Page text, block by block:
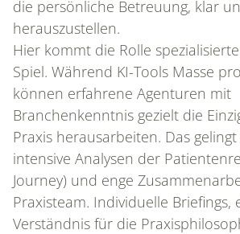
LEISTUNGEN
ANALYSE &
KONZEPTION
PRAXISWEBSITE
ONLINEMARKETING
die persönliche Betreuung, klar
herauszustellen.
Hier kommt die Rolle
Spiel. Während KI-Tools Masse
können erfahrene Agenturen mit
Branchenkenntnis gezielt die
Praxis herausarbeiten. Das
intensive Analysen der
Journey) und enge
Praxisteam. Individuelle Briefings,
Verständnis für die